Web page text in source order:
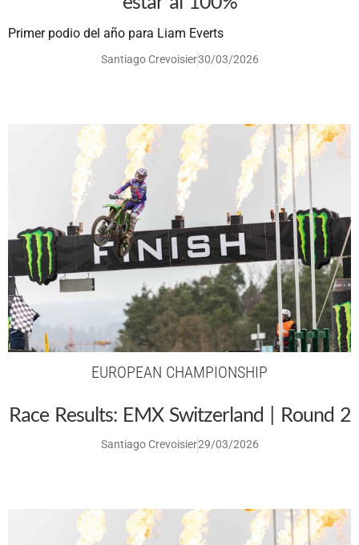
Primer podio del año para Liam Everts
Santiago Crevoisier30/03/2026
EUROPEAN CHAMPIONSHIP
Race Results: EMX Switzerland | Round 2
Santiago Crevoisier29/03/2026